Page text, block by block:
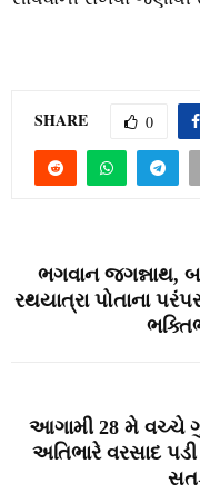
SHARE 0
ભગવાન જગન્નાથ,
રથયાત્રા પોતાના
આગામી 28 મે વચ્ચે
અતિભારે વરસાદ